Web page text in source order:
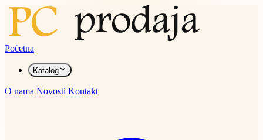
Početna
Katalog
O nama Novosti Kontakt